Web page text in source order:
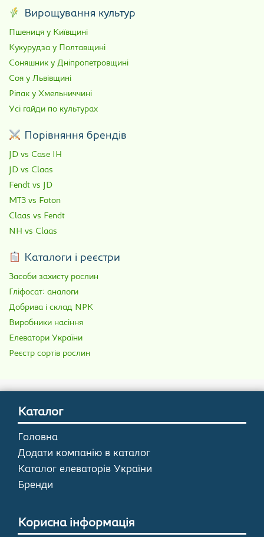
Вирощування культур
Пшениця у Київщині
Кукурудза у Полтавщині
Соняшник у Дніпропетровщині
Соя у Львівщині
Ріпак у Хмельниччині
Усі гайди по культурах
Порівняння брендів
JD vs Case IH
JD vs Claas
Fendt vs JD
МТЗ vs Foton
Claas vs Fendt
NH vs Claas
Каталоги і реєстри
Засоби захисту рослин
Гліфосат: аналоги
Добрива і склад NPK
Виробники насіння
Елеватори України
Реєстр сортів рослин
Каталог
Головна
Додати компанію в каталог
Каталог елеваторів України
Бренди
Корисна інформація